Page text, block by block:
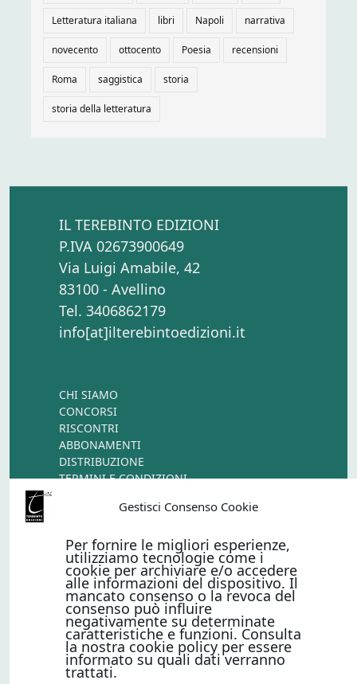
Gestisci Consenso Cookie
Per fornire le migliori esperienze,
utilizziamo tecnologie come i
cookie per archiviare e/o accedere
alle informazioni del dispositivo. Il
mancato consenso o la revoca del
consenso può influire
negativamente su determinate
caratteristiche e funzioni. Consulta
la nostra cookie policy per essere
informato su quali dati verranno
trattati.
Letteratura italiana libri Napoli narrativa
novecento ottocento Poesia recensioni
Roma saggistica storia
storia della letteratura
IL TEREBINTO EDIZIONI
P.IVA 02673900649
Via Luigi Amabile, 42
83100 - Avellino
Tel. 3406862179
info[at]ilterebintoedizioni.it
CHI SIAMO
CONCORSI
RISCONTRI
ABBONAMENTI
DISTRIBUZIONE
TERMINI E CONDIZIONI
PAGAMENTI ONLINE CON
Metodi di pagamento